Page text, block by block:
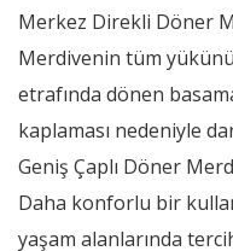
Merkez Direkli Döner
Merdivenin tüm
etrafında dönen
kaplaması nedeniyle
Geniş Çaplı Döner
Daha konforlu bir
yaşam alanlarında